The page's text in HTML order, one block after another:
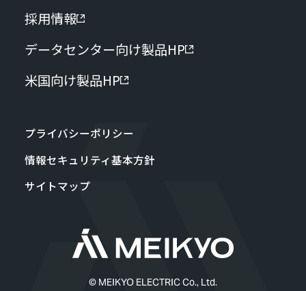
採用情報
データセンター向け製品HP
米国向け製品HP
プライバシーポリシー
情報セキュリティ基本方針
サイトマップ
© MEIKYO ELECTRIC Co., Ltd.